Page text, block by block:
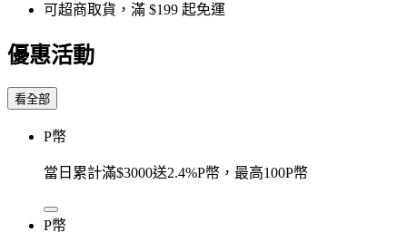
可超商取貨，滿 $199 起免運
優惠活動
看全部
P幣
當日累計滿$3000送2.4%P幣，最高100P幣
P幣